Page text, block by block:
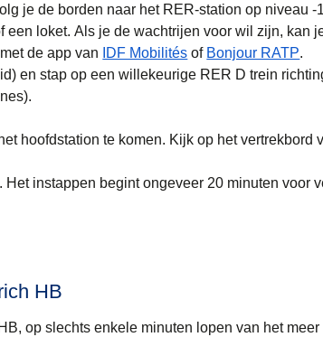
je de borden naar het RER-station op niveau -
een loket. Als je de wachtrijen voor wil zijn, kan
de app van
IDF Mobilités(opent in een nieuwe
of Bonjour RATP.
en stap op een willekeurige RER D trein
hoofdstation te komen. Kijk op het vertrekbord
instappen begint ongeveer 20 minuten voor
HB
op slechts enkele minuten lopen van het meer